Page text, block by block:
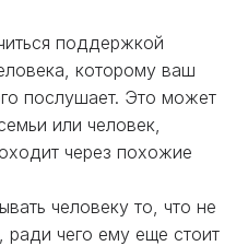
поддержкой
которому ваш
послушает. Это может
или человек,
через похожие
человеку то, что не
ради чего ему еще стоит